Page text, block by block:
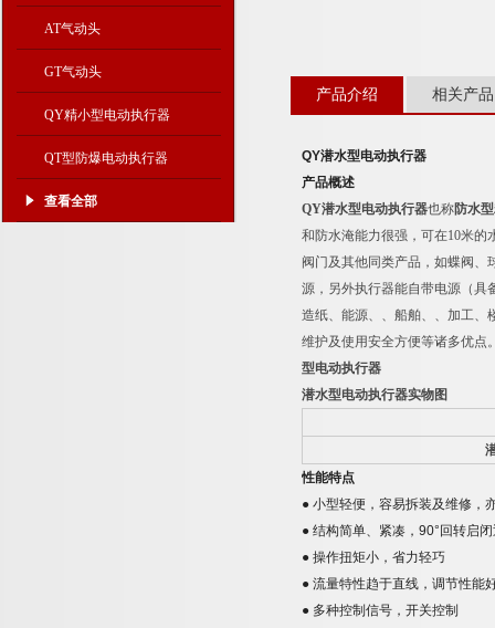
AT气动头
GT气动头
QY精小型电动执行器
QT型防爆电动执行器
查看全部
产品介绍 相关产品
QY潜水型电动执行器
产品概述
QY潜水型电动执行器也称防水
和防水淹能力很强，可在10米的
阀门及其他同类产品，如蝶阀、
源，另外执行器能自带电源（具
造纸、能源、、船舶、、加工、
维护及使用安全方便等诸多优点
型电动执行器
潜水型电动执行器实物图
性能特点
● 小型轻便，容易拆装及维修，
● 结构简单、紧凑， 90° 回转启
● 操作扭矩小，省力轻巧
● 流量特性趋于直线，调节性能
● 多种控制信号，开关控制